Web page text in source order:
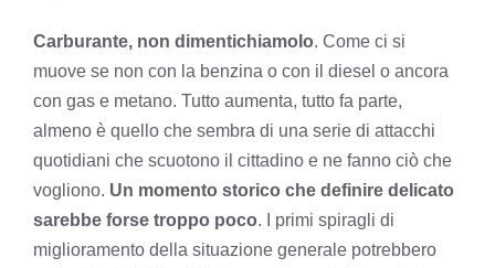
Carburante, non dimentichiamolo. Come ci si
muove se non con la benzina o con il diesel o ancora
con gas e metano. Tutto aumenta, tutto fa parte,
almeno è quello che sembra di una serie di attacchi
quotidiani che scuotono il cittadino e ne fanno ciò che
vogliono. Un momento storico che definire delicato
sarebbe forse troppo poco. I primi spiragli di
miglioramento della situazione generale potrebbero